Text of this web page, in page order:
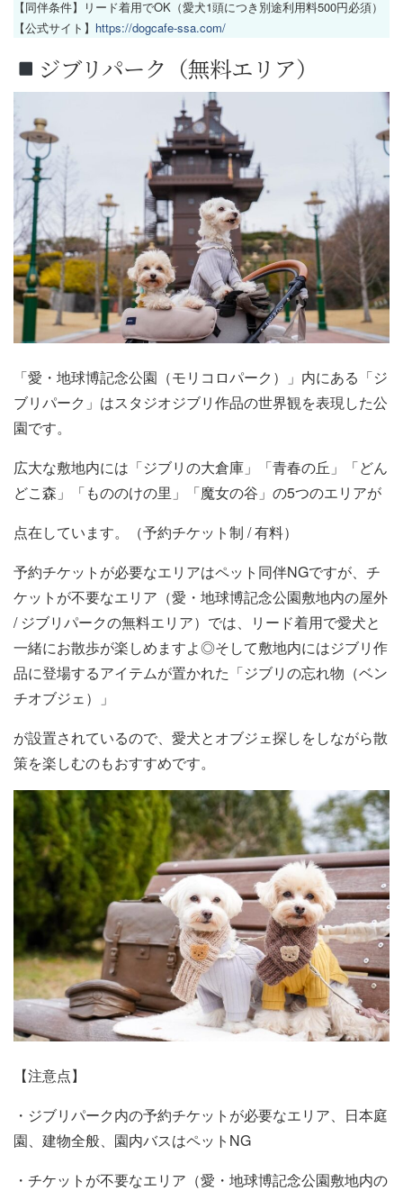
【同伴条件】リード着用でOK（愛犬1頭につき別途利用料500円必須）
【公式サイト】 https://dogcafe-ssa.com/
ジブリパーク（無料エリア）
「愛・地球博記念公園（モリコロパーク）」内にある「ジ
ブリパーク」はスタジオジブリ作品の世界観を表現した公
園です。
広大な敷地内には「ジブリの大倉庫」「青春の丘」「どん
どこ森」「もののけの里」「魔女の谷」の5つのエリアが
点在しています。（予約チケット制 / 有料）
予約チケットが必要なエリアはペット同伴NGですが、チ
ケットが不要なエリア（愛・地球博記念公園敷地内の屋外
/ ジブリパークの無料エリア）では、リード着用で愛犬と
一緒にお散歩が楽しめますよ◎そして敷地内にはジブリ作
品に登場するアイテムが置かれた「ジブリの忘れ物（ベン
チオブジェ）」
が設置されているので、愛犬とオブジェ探しをしながら散
策を楽しむのもおすすめです。
【注意点】
・ジブリパーク内の予約チケットが必要なエリア、日本庭
園、建物全般、園内バスはペットNG
・チケットが不要なエリア（愛・地球博記念公園敷地内の